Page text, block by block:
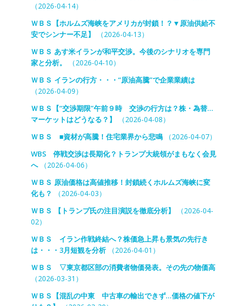
（2026-04-14）
ＷＢＳ【ホルムズ海峡をアメリカが封鎖！？▼原油供給不
安でシンナー不足】
（2026-04-13）
ＷＢＳ あす米イランが和平交渉。今後のシナリオを専門
家と分析。
（2026-04-10）
ＷＢＳ イランの行方・・・“原油高騰”で企業業績は
（2026-04-09）
ＷＢＳ【“交渉期限”午前９時 交渉の行方は？株・為替…
マーケットはどうなる？】
（2026-04-08）
ＷＢＳ ■資材が高騰！住宅業界から悲鳴（2026-04-07）
WBS 停戦交渉は長期化？トランプ大統領がまもなく会見
へ（2026-04-06）
ＷＢＳ 原油価格は高値推移！封鎖続くホルムズ海峡に変
化も？
（2026-04-03）
ＷＢＳ 【トランプ氏の注目演説を徹底分析】
（2026-04-
02）
ＷＢＳ イラン作戦終結へ？株価急上昇も景気の先行き
は・・・3月短観を分析（2026-04-01）
ＷＢＳ ▽東京都区部の消費者物価発表。その先の物価高
（2026-03-31）
ＷＢＳ【混乱の中東 中古車の輸出できず…価格の値下が